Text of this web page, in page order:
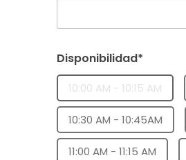
Disponibilidad*
10:00 AM - 10:15 AM
10:30 AM - 10:45AM
11:00 AM - 11:15 AM